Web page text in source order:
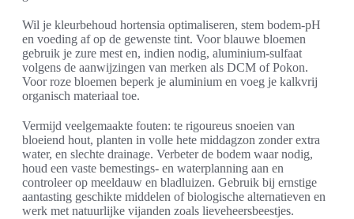
Wil je kleurbehoud hortensia optimaliseren, stem bodem-pH
en voeding af op de gewenste tint. Voor blauwe bloemen
gebruik je zure mest en, indien nodig, aluminium-sulfaat
volgens de aanwijzingen van merken als DCM of Pokon.
Voor roze bloemen beperk je aluminium en voeg je kalkvrij
organisch materiaal toe.
Vermijd veelgemaakte fouten: te rigoureus snoeien van
bloeiend hout, planten in volle hete middagzon zonder extra
water, en slechte drainage. Verbeter de bodem waar nodig,
houd een vaste bemestings- en waterplanning aan en
controleer op meeldauw en bladluizen. Gebruik bij ernstige
aantasting geschikte middelen of biologische alternatieven en
werk met natuurlijke vijanden zoals lieveheersbeestjes.